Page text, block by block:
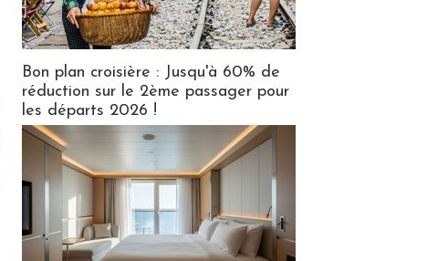
Bon plan croisière : Jusqu'à 60% de
réduction sur le 2ème passager pour
les départs 2026 !